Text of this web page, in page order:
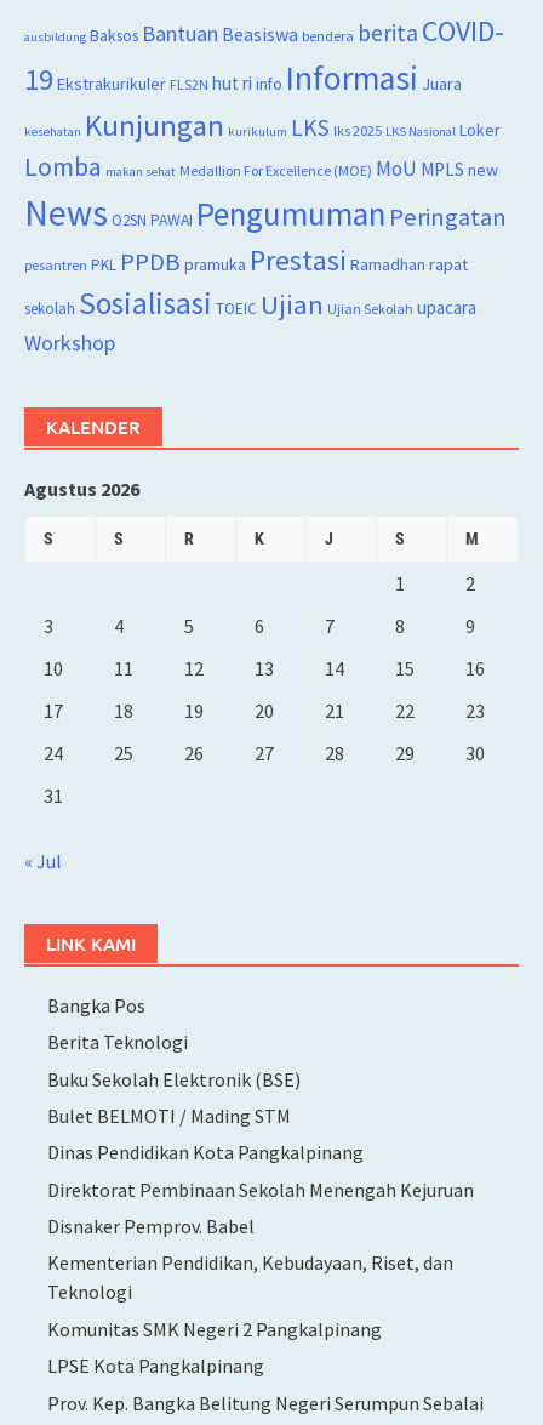
ausbildung Baksos Bantuan Beasiswa bendera berita COVID-
19 Ekstrakurikuler FLS2N hut ri info Informasi Juara
kesehatan Kunjungan kurikulum LKS lks 2025 LKS Nasional Loker
Lomba makan sehat Medallion For Excellence (MOE) MoU MPLS new
News O2SN PAWAI Pengumuman Peringatan
pesantren PKL PPDB pramuka Prestasi Ramadhan rapat
sekolah Sosialisasi TOEIC Ujian Ujian Sekolah upacara
Workshop
KALENDER
Agustus 2026
S S R K J S M
1
2
3
4 5 6 7 8
9
10
11 12 13 14 15
16
17
18 19 20 21 22
23
24
25 26 27 28 29
30
31
« Jul
LINK KAMI
Bangka Pos
Berita Teknologi
Buku Sekolah Elektronik (BSE)
Bulet BELMOTI / Mading STM
Dinas Pendidikan Kota Pangkalpinang
Direktorat Pembinaan Sekolah Menengah Kejuruan
Disnaker Pemprov. Babel
Kementerian Pendidikan, Kebudayaan, Riset, dan
Teknologi
Komunitas SMK Negeri 2 Pangkalpinang
LPSE Kota Pangkalpinang
Prov. Kep. Bangka Belitung Negeri Serumpun Sebalai